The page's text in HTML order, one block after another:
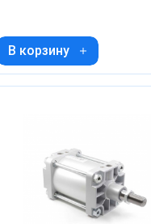
В корзину